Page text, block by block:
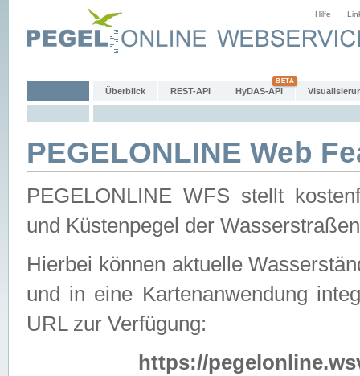
Hilfe
Überblick REST-API HyDAS-API
PEGELONLINE Web
PEGELONLINE WFS stellt
und Küstenpegel der
Hierbei können aktuelle
und in eine Kartenanwendung
URL zur Verfügung:
https://